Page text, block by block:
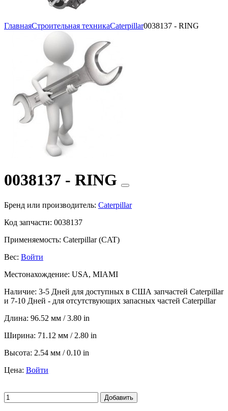
ГлавнаяСтроительная техникаCaterpillar0038137 - RING
0038137 - RING
Бренд или производитель: Caterpillar
Код запчасти: 0038137
Применяемость: Caterpillar (CAT)
Вес: Войти
Местонахождение: USA, MIAMI
Наличие: 3-5 Дней для доступных в США запчастей Caterpillar
и 7-10 Дней - для отсутствующих запасных частей Caterpillar
Длина: 96.52 мм / 3.80 in
Ширина: 71.12 мм / 2.80 in
Высота: 2.54 мм / 0.10 in
Цена: Войти
Добавить